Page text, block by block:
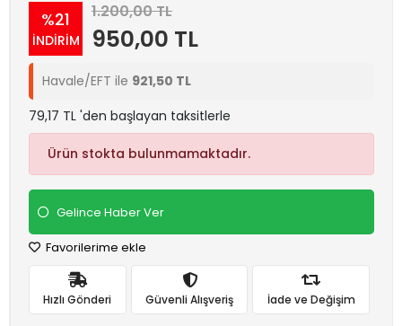
%21
İNDİRİM
1.200,00 TL
950,00 TL
Havale/EFT ile 921,50 TL
79,17 TL 'den başlayan taksitlerle
Ürün stokta bulunmamaktadır.
Gelince Haber Ver
Favorilerime ekle
Hızlı Gönderi Güvenli Alışveriş İade ve Değişim